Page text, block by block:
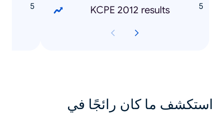
KCPE 2012 results
استكشف ما كان رائجًا في